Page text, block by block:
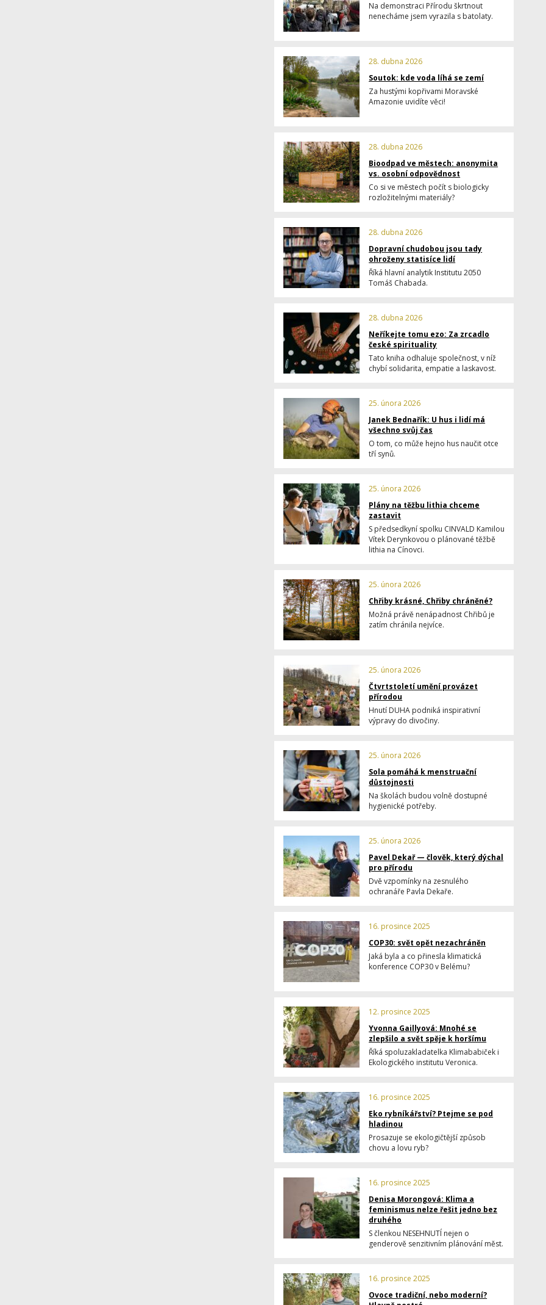
Na demonstraci Přírodu škrtnout
nenecháme jsem vyrazila s batolaty.
28. dubna 2026
Soutok: kde voda líhá se zemí
Za hustými kopřivami Moravské
Amazonie uvidíte věci!
28. dubna 2026
Bioodpad ve městech: anonymita
vs. osobní odpovědnost
Co si ve městech počít s biologicky
rozložitelnými materiály?
28. dubna 2026
Dopravní chudobou jsou tady
ohroženy statisíce lidí
Říká hlavní analytik Institutu 2050
Tomáš Chabada.
28. dubna 2026
Neříkejte tomu ezo: Za zrcadlo
české spirituality
Tato kniha odhaluje společnost, v níž
chybí solidarita, empatie a laskavost.
25. února 2026
Janek Bednařík: U hus i lidí má
všechno svůj čas
O tom, co může hejno hus naučit otce
tří synů.
25. února 2026
Plány na těžbu lithia chceme
zastavit
S předsedkyní spolku CINVALD Kamilou
Vítek Derynkovou o plánované těžbě
lithia na Cínovci.
25. února 2026
Chřiby krásné, Chřiby chráněné?
Možná právě nenápadnost Chřibů je
zatím chránila nejvíce.
25. února 2026
Čtvrtstoletí umění provázet
přírodou
Hnutí DUHA podniká inspirativní
výpravy do divočiny.
25. února 2026
Sola pomáhá k menstruační
důstojnosti
Na školách budou volně dostupné
hygienické potřeby.
25. února 2026
Pavel Dekař — člověk, který dýchal
pro přírodu
Dvě vzpomínky na zesnulého
ochranáře Pavla Dekaře.
16. prosince 2025
COP30: svět opět nezachráněn
Jaká byla a co přinesla klimatická
konference COP30 v Belému?
12. prosince 2025
Yvonna Gaillyová: Mnohé se
zlepšilo a svět spěje k horšímu
Říká spoluzakladatelka Klimababiček i
Ekologického institutu Veronica.
16. prosince 2025
Eko rybníkářství? Ptejme se pod
hladinou
Prosazuje se ekologičtější způsob
chovu a lovu ryb?
16. prosince 2025
Denisa Morongová: Klima a
feminismus nelze řešit jedno bez
druhého
S členkou NESEHNUTÍ nejen o
genderově senzitivním plánování měst.
16. prosince 2025
Ovoce tradiční, nebo moderní?